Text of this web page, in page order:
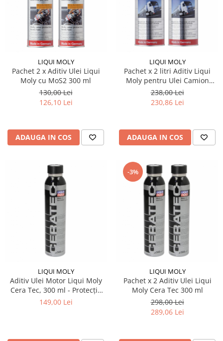
LIQUI MOLY
Pachet 2 x Aditiv Ulei Liqui
Moly cu MoS2 300 ml
130,00 Lei
126,10 Lei
ADAUGA IN COS
LIQUI MOLY
Pachet x 2 litri Aditiv Liqui
Moly pentru Ulei Camion
Vasco Heavy Duty Formula
238,00 Lei
230,86 Lei
ADAUGA IN COS
LIQUI MOLY
Aditiv Ulei Motor Liqui Moly
Cera Tec, 300 ml - Protecție
Ceramică Anti-Uzură
149,00 Lei
-3%
LIQUI MOLY
Pachet x 2 Aditiv Ulei Liqui
Moly Cera Tec 300 ml
298,00 Lei
289,06 Lei